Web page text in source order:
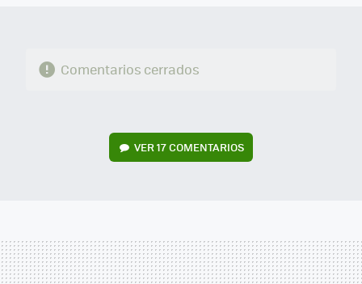
Comentarios cerrados
VER17 COMENTARIOS